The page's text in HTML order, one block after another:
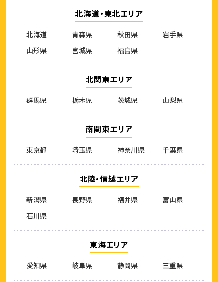
北海道・東北エリア
北海道 青森県 秋田県
岩手県
山形県
宮城県 福島県
北関東エリア
群馬県 栃木県 茨城県 山梨県
南関東エリア
東京都 埼玉県 神奈川県 千葉県
北陸・信越エリア
新潟県 長野県 福井県
富山県
石川県
東海エリア
愛知県 岐阜県 静岡県 三重県